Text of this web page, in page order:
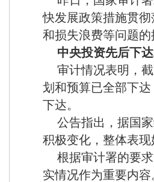
快发展政策措施贯
和损失浪费等问题
中央投资先后下
审计情况表明，
划和预算已全部下
下达。
公告指出，据国
积极变化，整体表
根据审计署的要
实情况作为重要内容